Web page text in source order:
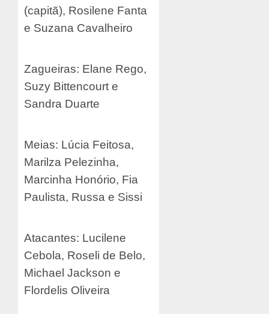
(capitã), Rosilene Fanta
e Suzana Cavalheiro
Zagueiras: Elane Rego,
Suzy Bittencourt e
Sandra Duarte
Meias: Lúcia Feitosa,
Marilza Pelezinha,
Marcinha Honório, Fia
Paulista, Russa e Sissi
Atacantes: Lucilene
Cebola, Roseli de Belo,
Michael Jackson e
Flordelis Oliveira